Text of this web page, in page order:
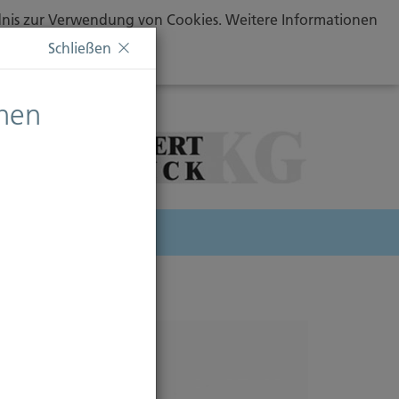
zur Verwendung von Cookies. Weitere Informationen
Schließen